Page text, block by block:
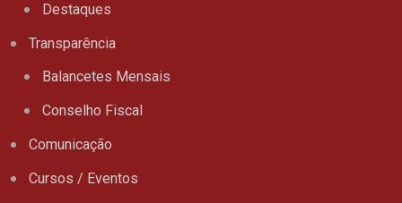
Destaques
Transparência
Balancetes Mensais
Conselho Fiscal
Comunicação
Cursos / Eventos